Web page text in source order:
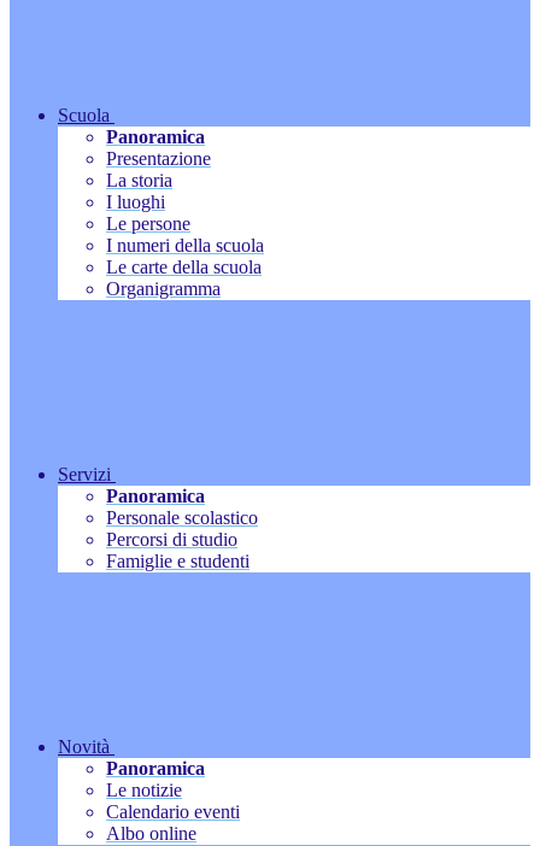
Scuola
Panoramica
Presentazione
La storia
I luoghi
Le persone
I numeri della scuola
Le carte della scuola
Organigramma
Servizi
Panoramica
Personale scolastico
Percorsi di studio
Famiglie e studenti
Novità
Panoramica
Le notizie
Calendario eventi
Albo online